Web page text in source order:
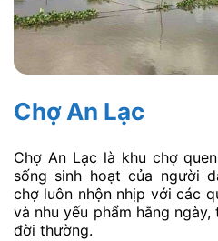
Chợ An Lạc
Chợ An Lạc là khu chợ
sống sinh hoạt của người
chợ luôn nhộn nhịp với các
và nhu yếu phẩm hằng
đời thường.